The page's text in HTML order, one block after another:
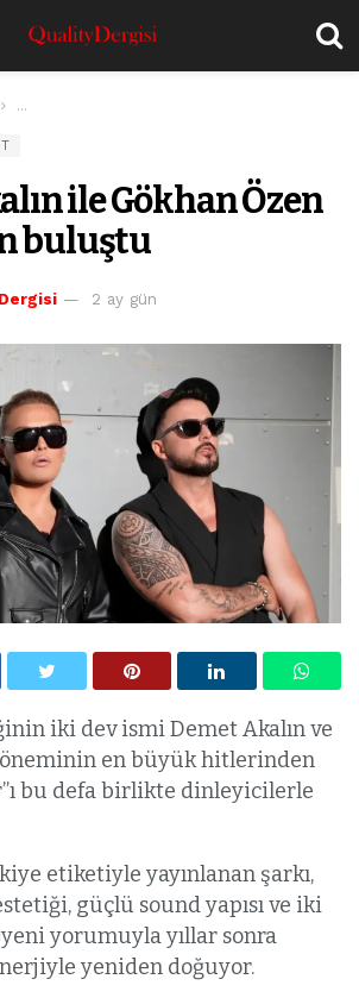
Demet Akalın ile Gökhan Özen ‘Nazar’ için buluştu
ile Gökhan Özen
buluştu
2 ay gün
iki dev ismi Demet Akalın ve
en büyük hitlerinden
bu defa birlikte dinleyicilerle
etiketiyle yayınlanan şarkı,
güçlü sound yapısı ve iki
yorumuyla yıllar sonra
yeniden doğuyor.